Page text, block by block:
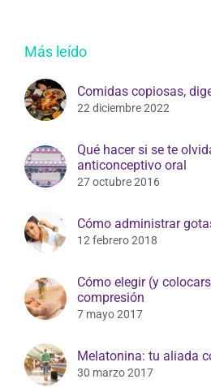
Más leído
Comidas copiosas,
22 diciembre 2022
Qué hacer si se te
anticonceptivo oral
27 octubre 2016
Cómo administrar
12 febrero 2018
Cómo elegir (y
compresión
7 mayo 2017
Melatonina: tu aliada
30 marzo 2017